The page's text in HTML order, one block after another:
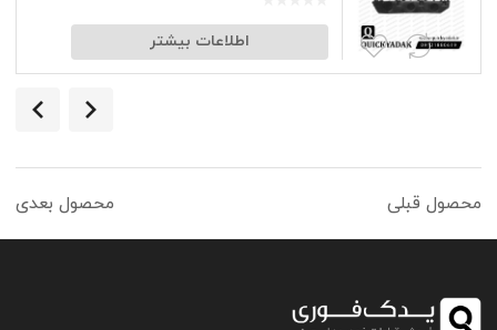
اطلاعات بیشتر
محصول قبلی محصول بعدی